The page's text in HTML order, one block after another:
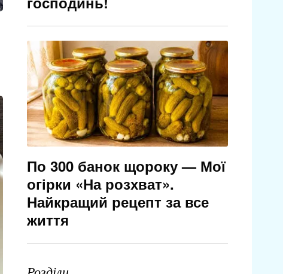
По 300 банок щороку — Мої
огірки «На розхват».
Найкращий рецепт за все
життя